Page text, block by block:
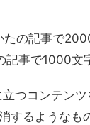
たの記事で
事で1000文
つコンテン
するようなも